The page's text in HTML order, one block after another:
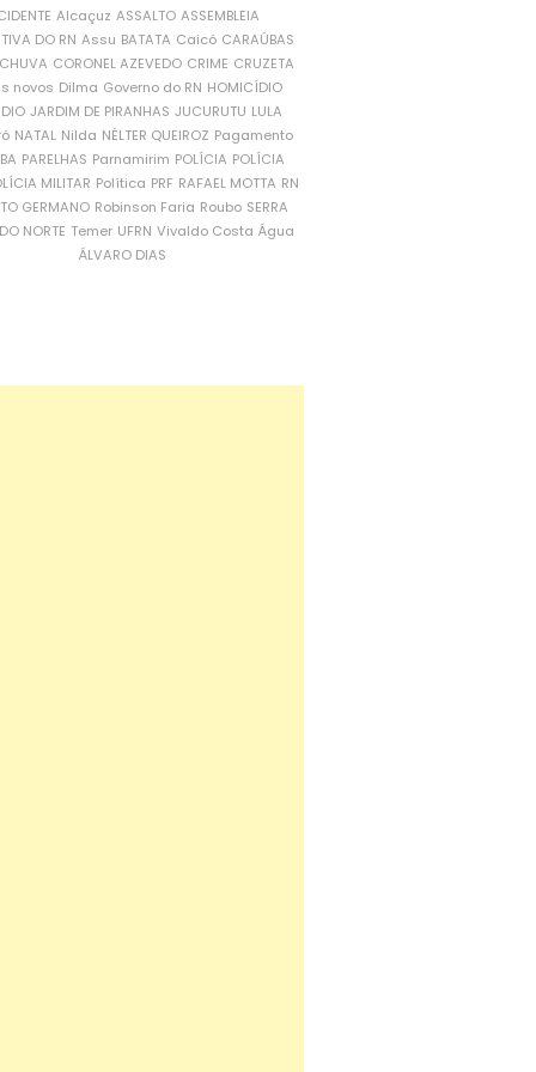
Alcaçuz ASSALTO ASSEMBLEIA
DO RN Assu BATATA Caicó CARAÚBAS
CORONEL AZEVEDO CRIME CRUZETA
novos Dilma Governo do RN HOMICÍDIO
JARDIM DE PIRANHAS JUCURUTU LULA
NATAL Nilda NÉLTER QUEIROZ Pagamento
PARELHAS Parnamirim POLÍCIA POLÍCIA
MILITAR Política PRF RAFAEL MOTTA RN
GERMANO Robinson Faria Roubo SERRA
NORTE Temer UFRN Vivaldo Costa Água
ÁLVARO DIAS